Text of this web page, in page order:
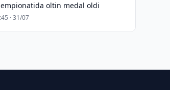
oltin medal oldi
· 31/07